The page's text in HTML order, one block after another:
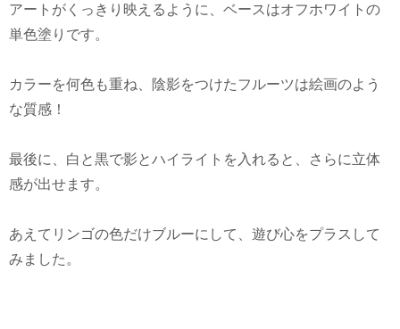
アートがくっきり映えるように、ベースはオフホワイトの
単色塗りです。
カラーを何色も重ね、陰影をつけたフルーツは絵画のよう
な質感！
最後に、白と黒で影とハイライトを入れると、さらに立体
感が出せます。
あえてリンゴの色だけブルーにして、遊び心をプラスして
みました。